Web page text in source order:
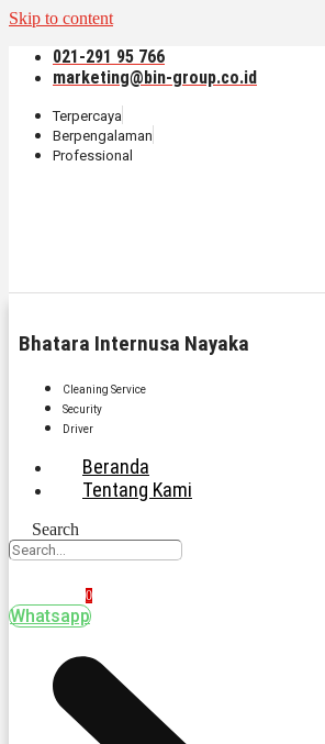
Skip to content
021-291 95 766
marketing@bin-group.co.id
Terpercaya
Berpengalaman
Professional
Bhatara Internusa Nayaka
Cleaning Service
Security
Driver
Beranda
Tentang Kami
Search
0
Whatsapp